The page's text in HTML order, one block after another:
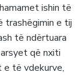
ishin të
trashëgimin e tij
të ndërtuara
që nxiti
të vdekurve,